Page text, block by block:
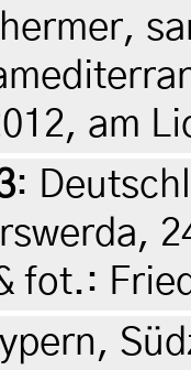
am
:
fot.: